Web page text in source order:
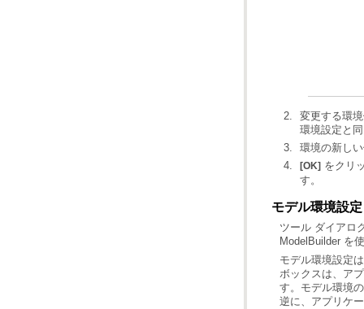
環境設定と
環境の新し
[OK] をクリ
す。
モデル環境設定
ModelBuilder を
逆に、アプリケ